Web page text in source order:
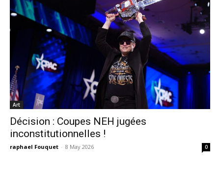
Art
Décision : Coupes NEH jugées
inconstitutionnelles !
raphael Fouquet - 8 May 2026 0